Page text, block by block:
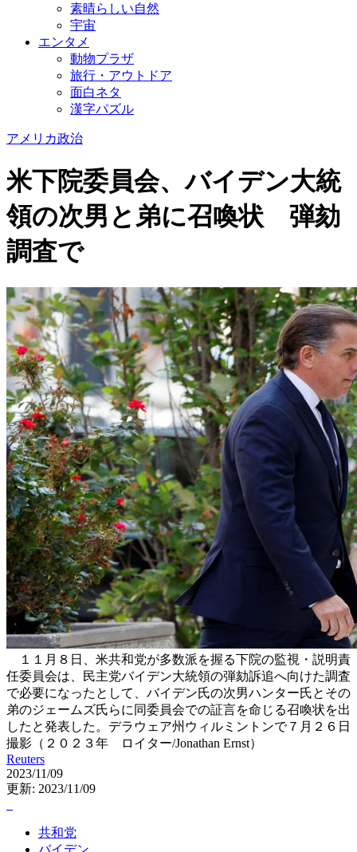
素晴らしい自然
宇宙
エンタメ
動物プラザ
旅行・アウトドア
面白ネタ
漢字パズル
アメリカ政治
米下院委員会、バイデン大統
領の次男と弟に召喚状 弾劾
調査で
１１月８日、米共和党が多数派を握る下院の監視・説明責
任委員会は、民主党バイデン大統領の弾劾訴追へ向けた調査
で必要になったとして、バイデン氏の次男ハンター氏とその
弟のジェームズ氏らに同委員会での証言を命じる召喚状を出
したと発表した。デラウェア州ウィルミントンで７月２６日
撮影（２０２３年 ロイター/Jonathan Ernst）
Reuters
2023/11/09
更新: 2023/11/09
共和党
バイデン